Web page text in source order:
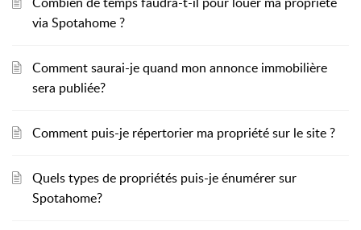
via Spotahome ?
Comment saurai-je quand mon annonce immobilière
sera publiée?
Comment puis-je répertorier ma propriété sur le site ?
Quels types de propriétés puis-je énumérer sur
Spotahome?